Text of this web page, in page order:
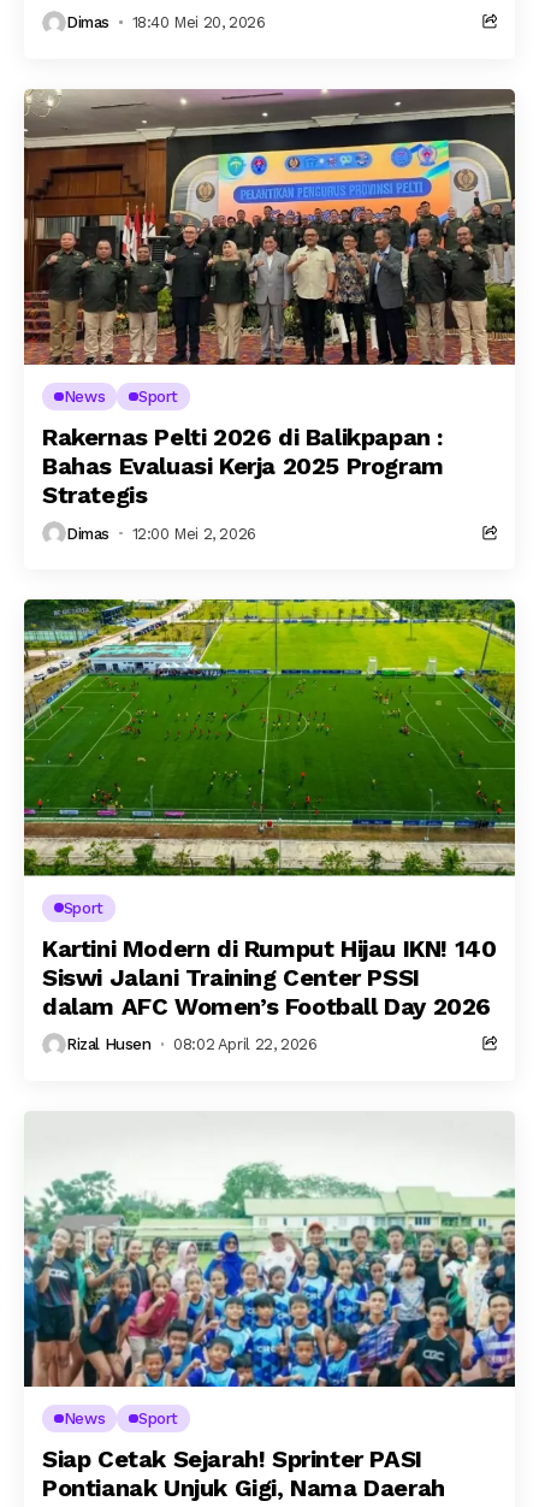
Dimas 18:40 Mei 20, 2026
News Sport
Rakernas Pelti 2026 di Balikpapan :
Bahas Evaluasi Kerja 2025 Program
Strategis
Dimas 12:00 Mei 2, 2026
Sport
Kartini Modern di Rumput Hijau IKN! 140
Siswi Jalani Training Center PSSI
dalam AFC Women’s Football Day 2026
Rizal Husen 08:02 April 22, 2026
News Sport
Siap Cetak Sejarah! Sprinter PASI
Pontianak Unjuk Gigi, Nama Daerah